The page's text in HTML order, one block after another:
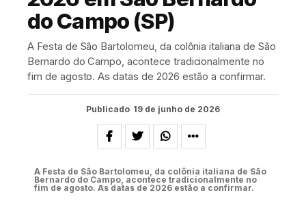
do Campo (SP)
A Festa de São Bartolomeu, da colônia italiana de São
Bernardo do Campo, acontece tradicionalmente no
fim de agosto. As datas de 2026 estão a confirmar.
Publicado 19 de junho de 2026
A Festa de São Bartolomeu, da colônia italiana de São
Bernardo do Campo, acontece tradicionalmente no
fim de agosto. As datas de 2026 estão a confirmar.